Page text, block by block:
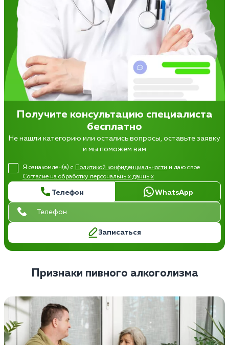
Получите консультацию специалиста
бесплатно
Не нашли категорию или остались вопросы, оставьте заявку
и мы поможем вам
Телефон WhatsApp
Я ознакомлен(а) с Политикой конфиденциальности и даю свое
Согласие на обработку персональных данных
Записаться
Признаки пивного алкоголизма